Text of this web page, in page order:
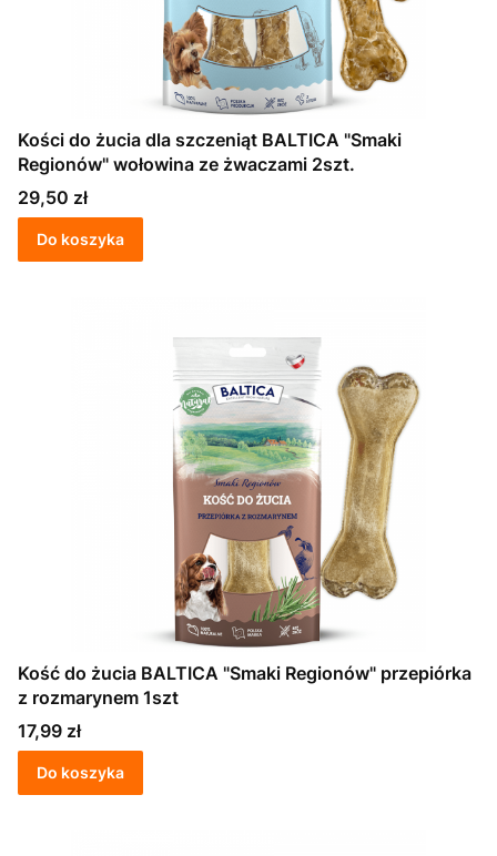
Kości do żucia dla szczeniąt BALTICA "Smaki
Regionów" wołowina ze żwaczami 2szt.
Cena
29,50 zł
Do koszyka
Kość do żucia BALTICA "Smaki Regionów" przepiórka
z rozmarynem 1szt
Cena
17,99 zł
Do koszyka